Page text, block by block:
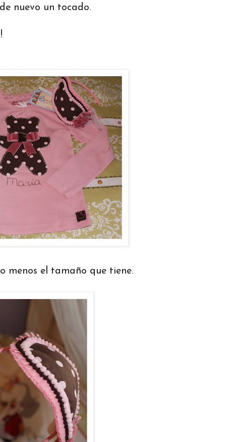
nuevo un tocado.
menos el tamaño que tiene.